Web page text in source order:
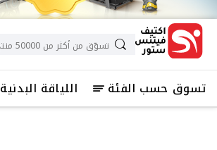
تسوق حسب الفئة اللياقة البدنية